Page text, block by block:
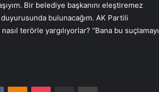
Bir belediye başkanını eleştiremez
bulunacağım. AK Partili
terörle yargılıyorlar? “Bana bu suçlamayı
VKontakteOdnoklassniki
Pocket E-Posta ile paylaş Yazdır